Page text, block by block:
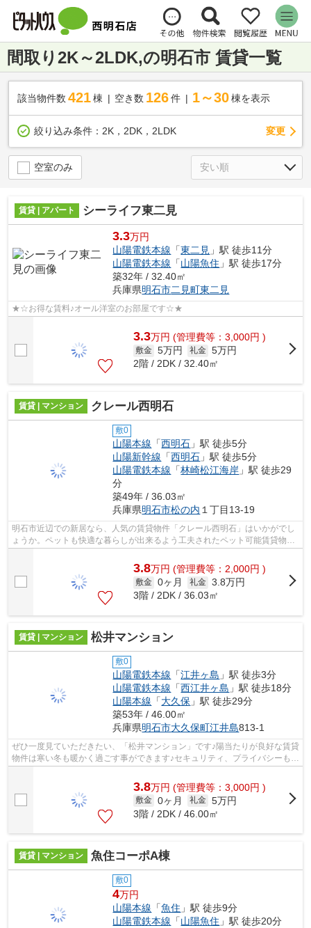
間取り2K～2LDK,の明石市 賃貸一覧
該当物件数 421棟 空き数 126 件 1～30 棟を表示
絞り込み条件： 2K，2DK，2LDK 変更
空室のみ
賃貸 | アパート シーライフ東二見
3.3万円
山陽電鉄本線 「東二見 」駅 徒歩11分
山陽電鉄本線 「山陽魚住 」駅 徒歩17分
築32年 / 32.40㎡
兵庫県明石市二見町東二見
★☆お得な賃料♪オール洋室のお部屋です☆★
3.3万円 (管理費等：3,000円 )
敷金 5万円 礼金 5万円
2階 / 2DK / 32.40㎡
賃貸 | マンション クレール西明石
敷0
山陽本線 「西明石 」駅 徒歩5分
山陽新幹線 「西明石 」駅 徒歩5分
山陽電鉄本線 「林崎松江海岸 」駅 徒歩29
分
築49年 / 36.03㎡
兵庫県明石市松の内 １丁目13-19
明石市近辺での新居なら、人気の賃貸物件「クレール西明石」はいかがでし
ょうか。ペットも快適な暮らしが出来るよう工夫されたペット可能賃貸物
件。家族の時間を大事にしたい方にオス...
3.8万円 (管理費等：2,000円 )
敷金 0ヶ月 礼金 3.8万円
3階 / 2DK / 36.03㎡
賃貸 | マンション 松井マンション
敷0
山陽電鉄本線 「江井ヶ島 」駅 徒歩3分
山陽電鉄本線 「西江井ヶ島 」駅 徒歩18分
山陽本線 「大久保 」駅 徒歩29分
築53年 / 46.00㎡
兵庫県明石市大久保町江井島813-1
ぜひ一度見ていただきたい、「松井マンション」です♪陽当たりが良好な賃貸
物件は寒い冬も暖かく過ごす事ができます♪セキュリティ、プライバシーもし
3.8万円 (管理費等：3,000円 )
敷金 0ヶ月 礼金 5万円
3階 / 2DK / 46.00㎡
賃貸 | マンション 魚住コーポA棟
敷0
4万円
山陽本線 「魚住 」駅 徒歩9分
山陽電鉄本線 「山陽魚住 」駅 徒歩20分